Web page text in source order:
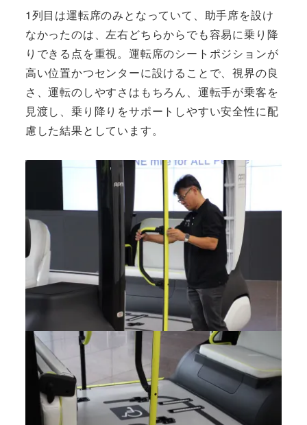
1列目は運転席のみとなっていて、助手席を設け
なかったのは、左右どちらからでも容易に乗り降
りできる点を重視。運転席のシートポジションが
高い位置かつセンターに設けることで、視界の良
さ、運転のしやすさはもちろん、運転手が乗客を
見渡し、乗り降りをサポートしやすい安全性に配
慮した結果としています。